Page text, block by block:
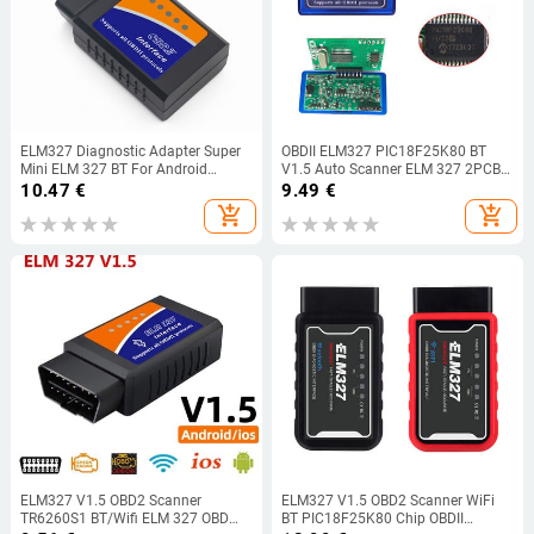
ELM327 Diagnostic Adapter Super
Mini ELM 327 BT For Android
Torque OBDII Code Reader OBD2
Scanner
10.47 €
add_shopping_cart
OBDII ELM327 PIC18F25K80 BT
V1.5 Auto Scanner ELM 327 2PCB
PIC18F25K80 OBDII Diagnostic
9.49 €
add_shopping_cart
ELM327 V1.5 OBD2 Scanner
TR6260S1 BT/Wifi ELM 327 OBD
ELM327 V1.5 OBD2 Scanner WiFi
BT PIC18F25K80 Chip OBDII